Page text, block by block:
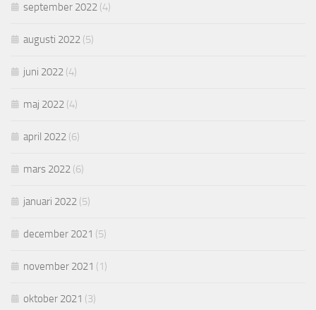
september 2022 (4)
augusti 2022 (5)
juni 2022 (4)
maj 2022 (4)
april 2022 (6)
mars 2022 (6)
januari 2022 (5)
december 2021 (5)
november 2021 (1)
oktober 2021 (3)